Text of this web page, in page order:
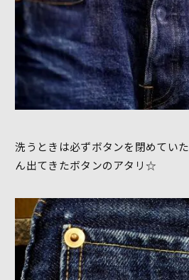
洗うときは必ずボタンを閉めてい
ん出てきたボタンのアタリ☆